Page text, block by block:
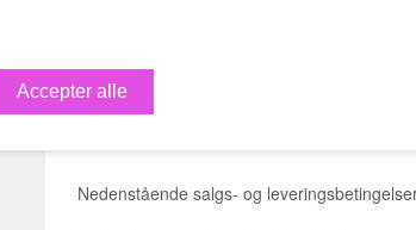
Vilkår
Nedenstående salgs- og